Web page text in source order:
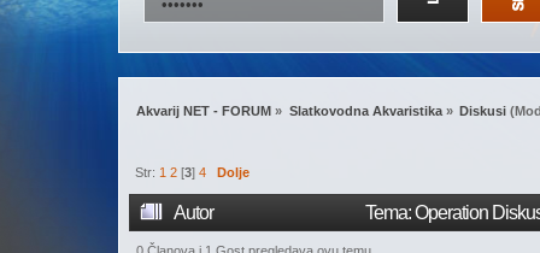
Akvarij NET - FORUM » Slatkovodna Akvaristika» Diskusi
Str:1 2 [3]4 Dolje
Autor Tema: Operation
0 Članova i 1 Gost pregledava ovu temu.